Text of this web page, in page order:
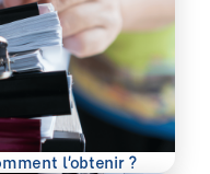
l’obtenir ?